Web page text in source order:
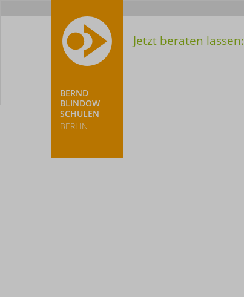
Jetzt beraten lassen:
BERND
BLINDOW
SCHULEN
BERLIN